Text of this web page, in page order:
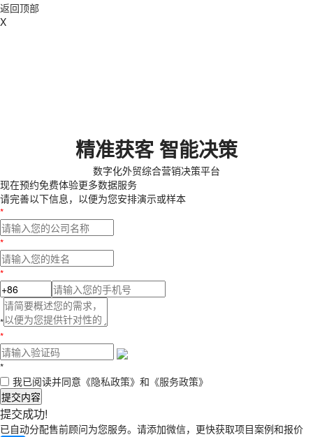
返回顶部
X
精准获客 智能决策
数字化外贸综合营销决策平台
现在预约免费体验更多数据服务
请完善以下信息，以便为您安排演示或样本
*
*
*
*
*
*
我已阅读并同意 《隐私政策》 和 《服务政策》
提交内容
提交成功!
已自动分配售前顾问为您服务。请添加微信，更快获取项目案例和报价